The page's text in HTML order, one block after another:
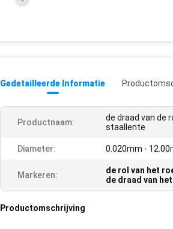
Gedetailleerde Informatie
Productnaam:
de draad van de
staallente
Diameter: 0.020mm -
Markeren: de rol van het
de draad van
Productomschrijving